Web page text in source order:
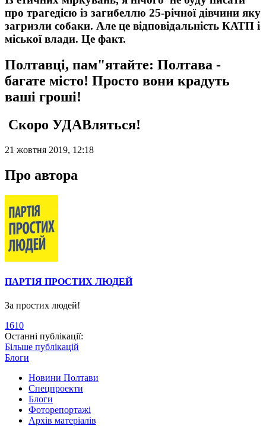
про трагедією із загибеллю 25-річної дівчини яку
загризли собаки. Але це відповідальність КАТП і
міської влади. Це факт.
Полтавці, пам"ятайте: Полтава -
багате місто! Просто вони крадуть
ваші гроші!
Скоро УДАВляться!
21 жовтня 2019, 12:18
Про автора
ПАРТІЯ ПРОСТИХ ЛЮДЕЙ
За простих людей!
1610
Останні публікації:
Більше публікацій
Блоги
Новини Полтави
Спецпроекти
Блоги
Фоторепортажі
Архів матеріалів